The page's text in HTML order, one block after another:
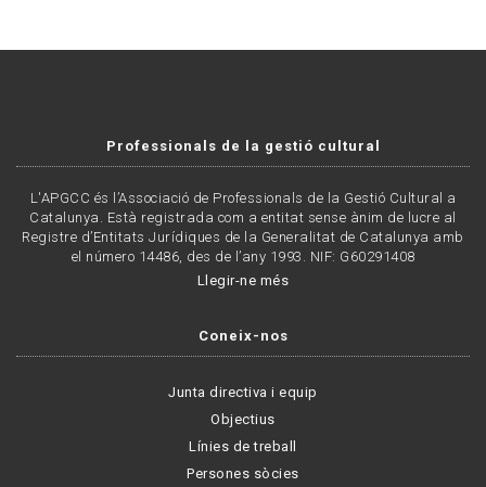
Professionals de la gestió cultural
L'APGCC és l’Associació de Professionals de la Gestió Cultural a
Catalunya. Està registrada com a entitat sense ànim de lucre al
Registre d’Entitats Jurídiques de la Generalitat de Catalunya amb
el número 14486, des de l’any 1993. NIF: G60291408
Llegir-ne més
Coneix-nos
Junta directiva i equip
Objectius
Línies de treball
Persones sòcies